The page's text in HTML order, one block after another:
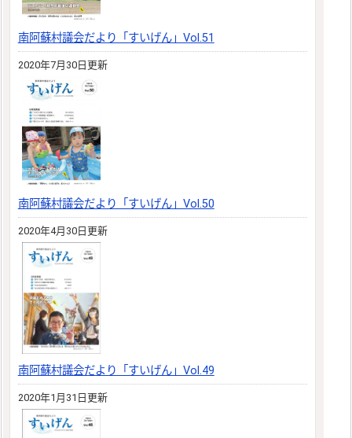
南阿蘇村議会だより「すいげん」Vol.51
2020年7月30日更新
南阿蘇村議会だより「すいげん」Vol.50
2020年4月30日更新
南阿蘇村議会だより「すいげん」Vol.49
2020年1月31日更新